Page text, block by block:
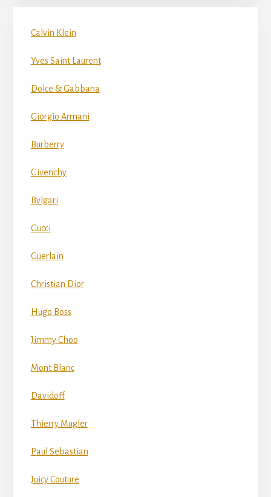
Calvin Klein
Yves Saint Laurent
Dolce & Gabbana
Giorgio Armani
Burberry
Givenchy
Bvlgari
Gucci
Guerlain
Christian Dior
Hugo Boss
Jimmy Choo
Mont Blanc
Davidoff
Thierry Mugler
Paul Sebastian
Juicy Couture